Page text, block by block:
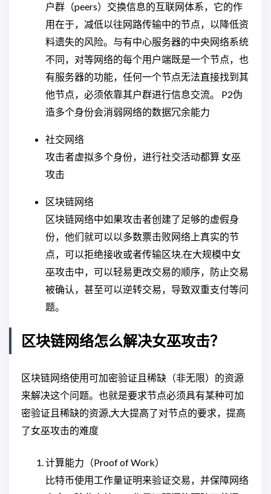
户群（peers）交换信息的互联网体系，它的作
用在于，减低以往网路传输中的节点，以降低资
料遗失的风险。与有中心服务器的中央网络系统
不同，对等网络的每个用户端既是一个节点，也
有服务器的功能，任何一个节点无法直接找到其
他节点，必须依靠其户群进行信息交流。 P2伪
造多个身份会消弱网络的数据冗余能力
社交网络
攻击者虚拟多个身份，进行社交活动都算 女巫
攻击
区块链网络
区块链网络中如果攻击者创建了足够的虚假身
份，他们就可以以多数票击败网络上真实的节
点，可以拒绝接收或者传输区块.在大规模中女
巫攻击中，可以轻易更改交易的顺序，防止交易
被确认，甚至可以逆转交易，导致双重支付等问
题。
区块链网络怎么解决女巫攻击？
区块链网络使用可加密验证且稀缺（非无限）的资源
来解决这个问题。也就是要求节点必须具有某种可加
密验证且稀缺的资源,大大提高了对节点的要求，提高
了女巫攻击的难度
计算能力（Proof of Work）
比特币使用工作量证明来验证交易，并保障网络